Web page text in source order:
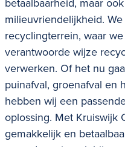
milieuvriendelijkheid.
recyclingterrein, waar
verantwoorde wijze
verwerken. Of het nu
puinafval, groenafval en
hebben wij een
oplossing. Met Kruiswijk
gemakkelijk en